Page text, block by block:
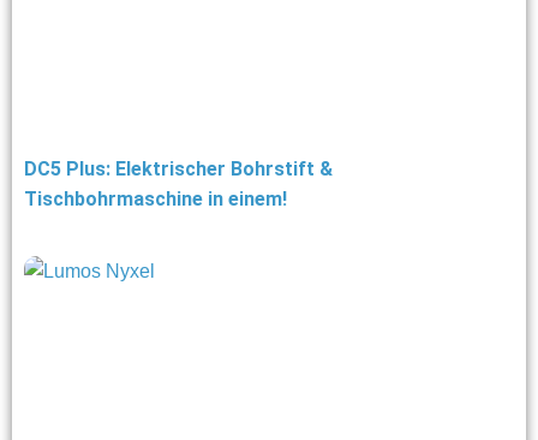
DC5 Plus: Elektrischer Bohrstift &
Tischbohrmaschine in einem!